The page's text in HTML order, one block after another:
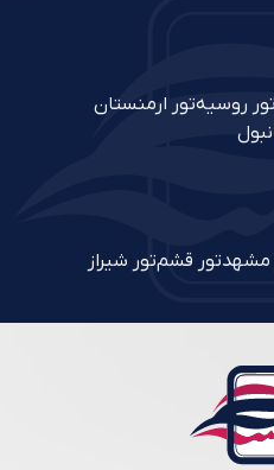
تور روسیهتور ارمنستان
مشهدتور قشمتور شیراز